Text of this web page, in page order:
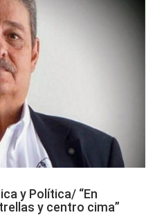
y Política/ “En
y centro cima”